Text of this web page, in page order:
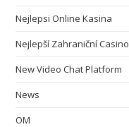
Nejlepsi Online Kasina
Nejlepší Zahraniční Casino
New Video Chat Platform
News
OM